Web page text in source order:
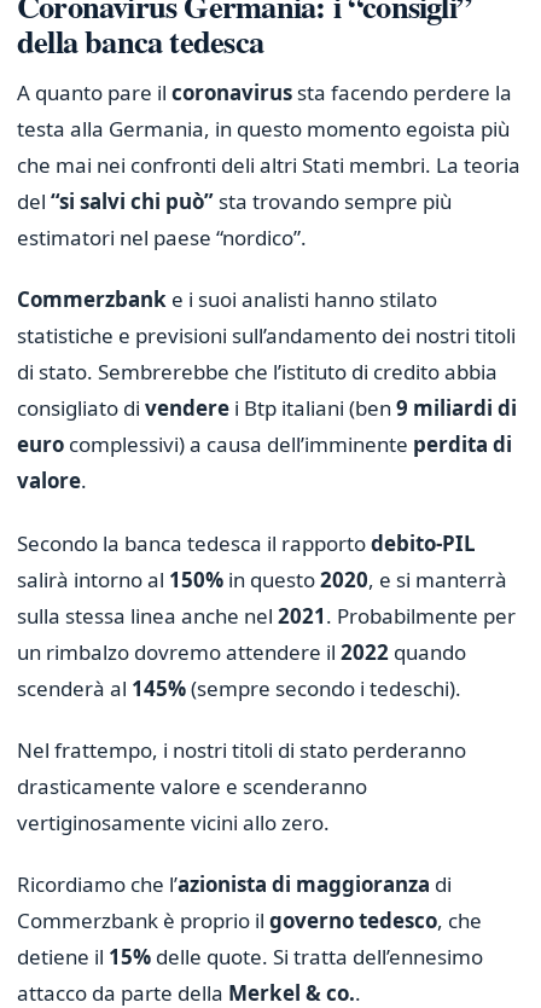
della banca tedesca
A quanto pare il coronavirussta facendo perdere la
testa alla Germania, in questo momento egoista più
che mai nei confronti deli altri Stati membri. La teoria
del “si salvi chi può”sta trovando sempre più
estimatori nel paese “nordico”.
Commerzbank e i suoi analisti hanno stilato
statistiche e previsioni sull’andamento dei nostri titoli
di stato. Sembrerebbe che l’istituto di credito abbia
consigliato di vendere i Btp italiani (ben 9 miliardi di
euro complessivi) a causa dell’imminente perdita di
valore.
Secondo la banca tedesca il rapportodebito-PIL
salirà intorno al 150% in questo2020, e si manterrà
sulla stessa linea anche nel 2021. Probabilmente per
un rimbalzo dovremo attendere il 2022 quando
scenderà al 145%(sempre secondo i tedeschi).
Nel frattempo, i nostri titoli di stato perderanno
drasticamente valore e scenderanno
vertiginosamente vicini allo zero.
Ricordiamo che l’azionista di maggioranza di
Commerzbank è proprio il governo tedesco, che
detiene il 15% delle quote. Si tratta dell’ennesimo
attacco da parte della Merkel & co..